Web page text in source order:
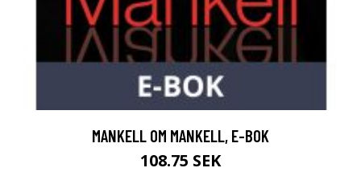
MANKELL OM MANKELL, E-BOK
108.75 SEK